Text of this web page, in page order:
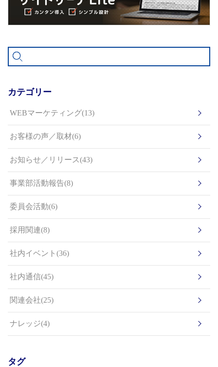
カテゴリー
WEBマーケティング(13)
お客様の声／取材(6)
お知らせ／リリース(43)
事業部活動報告(8)
委員会活動(6)
採用関連(8)
社内イベント(36)
社内通信(45)
関連会社(25)
ナレッジ(4)
タグ